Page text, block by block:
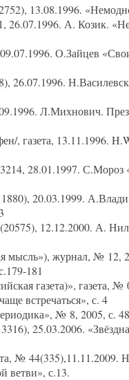
13.08.1996.
26.07.1996. А. Козик.
О.Зайцев
26.07.1996.
Л.Михнович.
, газета, 13.11.1996.
28.01.1997.
20.03.1999.
12.12.2000. А.
мысль»), журнал, №
181
газета)», газета,
встречаться», с. 4
№ 8, 2005, с. 48
25.03.2006.
№ 44(335),11.11.2009.
ветви», с.13.